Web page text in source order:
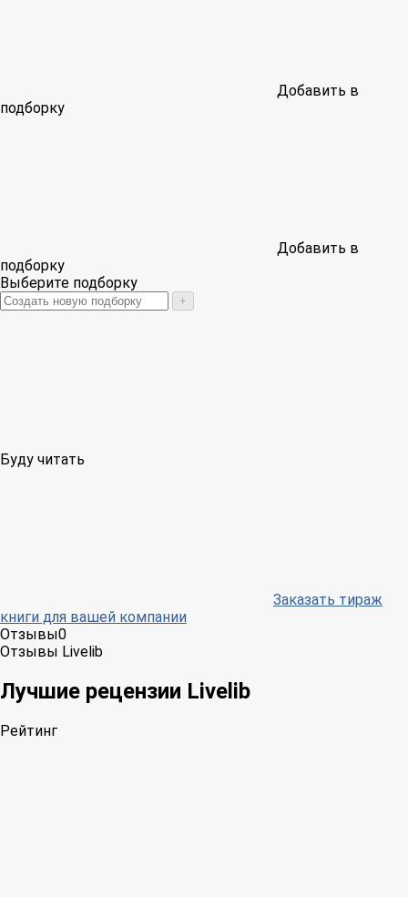
Добавить в
подборку
Добавить в
подборку
Выберите подборку
+
Буду читать
Заказать тираж
книги для вашей компании
Отзывы0
Отзывы Livelib
Лучшие рецензии Livelib
Рейтинг